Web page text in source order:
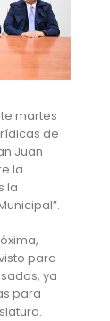
martes
de
Juan
la
la
para
ya
para